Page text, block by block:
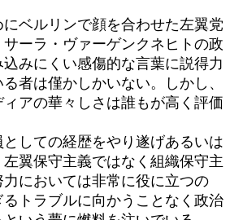
ベルリンで顔を合わせた左翼党
ーラ・ヴァーゲンクネヒトの政
みにくい感傷的な言葉に説得力
者は僅かしかいない。しかし、
アの華々しさは誰もが高く評価
しての経歴をやり遂げあるいは
翼保守主義ではなく組織保守主
においては非常に役に立つの
トラブルに向かうことなく政治